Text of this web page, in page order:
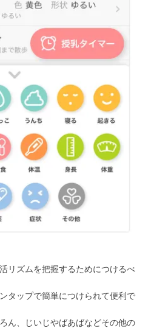
リズムを把握するためにつけるべ
タップで簡単につけられて便利で
ん、じいじやばあばなどその他の